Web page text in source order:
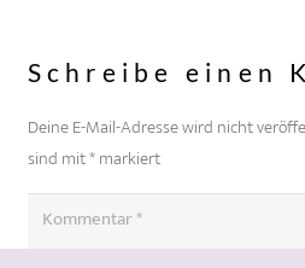
Schreibe einen
Deine E-Mail-Adresse wird nicht
sind mit*markiert